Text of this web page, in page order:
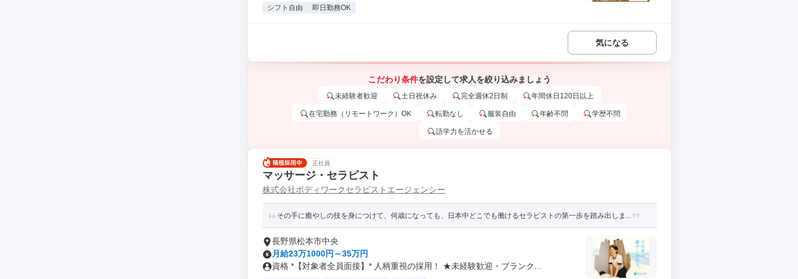
シフト自由 即日勤務OK
気になる
こだわり条件を設定して求人を絞り込みましょう
未経験者歓迎 土日祝休み 完全週休2日制 年間休日120日以上
在宅勤務（リモートワーク）OK 転勤なし 服装自由 年齢不問 学歴不問
語学力を活かせる
正社員
マッサージ・セラピスト
株式会社ボディワークセラピストエージェンシー
その手に癒やしの技を身につけて、何歳になっても、日本中どこでも働けるセラピストの第一歩を踏み出しま...
長野県松本市中央
月給23万1000円～35万円
資格 *【対象者全員面接】* 人柄重視の採用！ ★未経験歓迎・ブランク...